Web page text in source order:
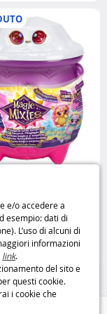
e/o accedere a
esempio: dati di
L’uso di alcuni di
informazioni
link.
del sito e
questi cookie.
i cookie che
Calderone del Sole